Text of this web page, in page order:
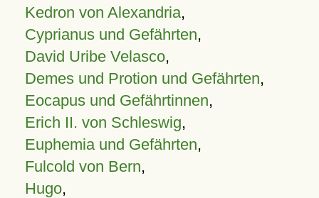
Kedron von Alexandria,
Cyprianus und Gefährten,
David Uribe Velasco,
Demes und Protion und Gefährten,
Eocapus und Gefährtinnen,
Erich II. von Schleswig,
Euphemia und Gefährten,
Fulcold von Bern,
Hugo,